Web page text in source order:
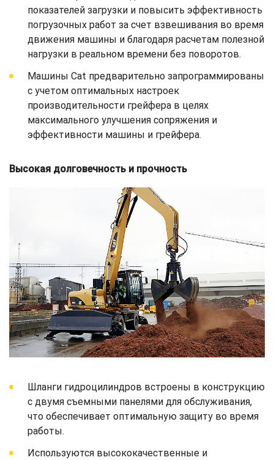
показателей загрузки и повысить эффективность
погрузочных работ за счет взвешивания во время
движения машины и благодаря расчетам полезной
нагрузки в реальном времени без поворотов.
Машины Cat предварительно запрограммированы
с учетом оптимальных настроек
производительности грейфера в целях
максимального улучшения сопряжения и
эффективности машины и грейфера.
Высокая долговечность и прочность
Шланги гидроцилиндров встроены в конструкцию
с двумя съемными панелями для обслуживания,
что обеспечивает оптимальную защиту во время
работы.
Используются высококачественные и